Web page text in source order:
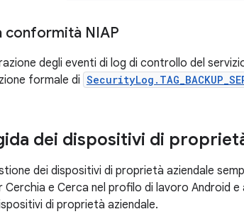
conformità NIAP
degli eventi di log di controllo del
formale di
dei dispositivi di
dei dispositivi di proprietà aziendale
e Cerca nel profilo di lavoro Android e
di proprietà aziendale.